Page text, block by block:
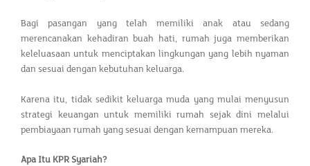
Bagi pasangan yang telah memiliki anak atau sedang
merencanakan kehadiran buah hati, rumah juga memberikan
keleluasaan untuk menciptakan lingkungan yang lebih nyaman
dan sesuai dengan kebutuhan keluarga.
Karena itu, tidak sedikit keluarga muda yang mulai menyusun
strategi keuangan untuk memiliki rumah sejak dini melalui
pembiayaan rumah yang sesuai dengan kemampuan mereka.
Apa Itu KPR Syariah?